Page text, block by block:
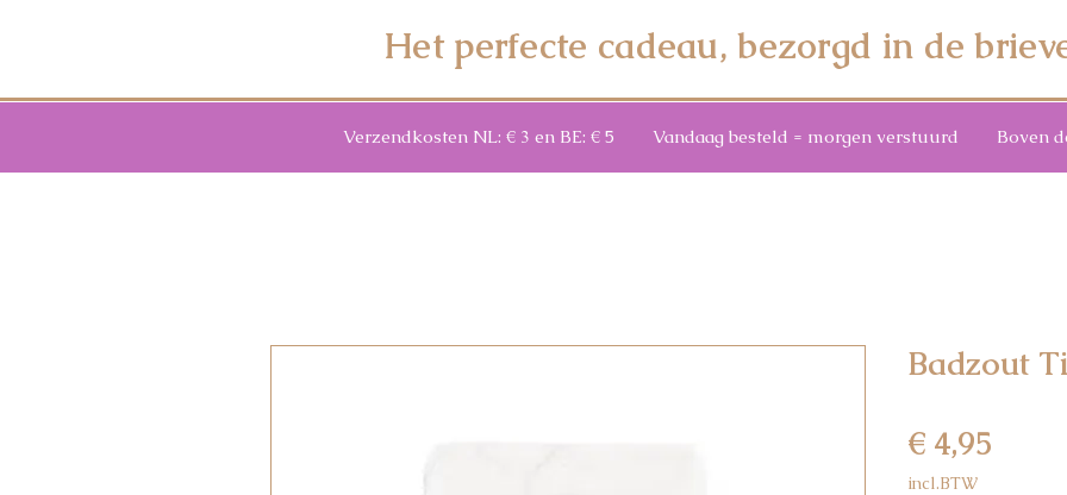
Het perfecte cadeau, bezorgd in de
Verzendkosten NL: € 3 en BE: € 5 Vandaag besteld = morgen verstuurd Boven
Badzout
€ 4,95
incl.BTW